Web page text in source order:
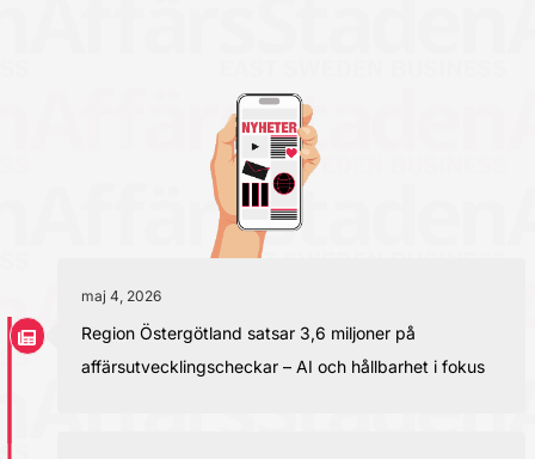
maj 4, 2026
Region Östergötland satsar 3,6 miljoner på
affärsutvecklingscheckar – AI och hållbarhet i fokus